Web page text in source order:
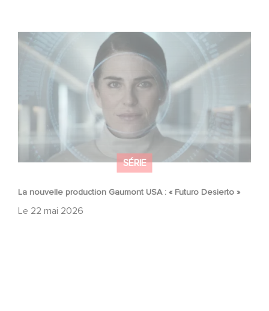
SÉRIE
La nouvelle production Gaumont USA : « Futuro Desierto »
Le 22 mai 2026
La nouvelle production Gaumont USA : « Futuro Desierto